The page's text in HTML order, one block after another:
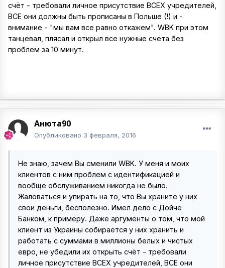
счёт - требовали личное присутствие ВСЕХ учредителей,
ВСЕ они должны быть прописаны в Польше (!) и -
внимание - "мы вам все равно откажем". WBK при этом
танцевал, плясал и открыл все нужные счета без
проблем за 10 минут.
Анюта90
Опубликовано 3 февраля, 2016
Не знаю, зачем Вы сменили WBK. У меня и моих
клиентов с ним проблем с идентификацией и
вообще обслуживанием никогда не было.
Жаловаться и упирать на то, что Вы храните у них
свои деньги, бесполезно. Имел дело с Дойче
Банком, к примеру. Даже аргументы о том, что мой
клиент из Украины собирается у них хранить и
работать с суммами в миллионы белых и чистых
евро, не убедили их открыть счёт - требовали
личное присутствие ВСЕХ учредителей, ВСЕ они